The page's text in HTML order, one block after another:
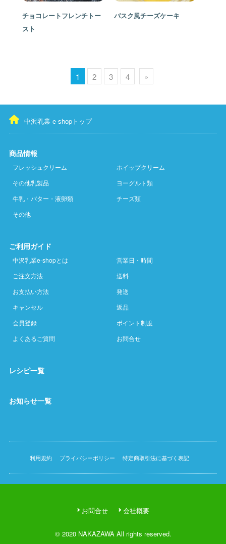
チョコレートフレンチトー
スト
バスク風チーズケーキ
1 2 3 4 »
中沢乳業 e-shopトップ
商品情報
フレッシュクリーム
ホイップクリーム
その他乳製品
ヨーグルト類
牛乳・バター・液卵類
チーズ類
その他
ご利用ガイド
中沢乳業e-shopとは
営業日・時間
ご注文方法
送料
お支払い方法
発送
キャンセル
返品
会員登録
ポイント制度
よくあるご質問
お問合せ
レシピ一覧
お知らせ一覧
利用規約 プライバシーポリシー 特定商取引法に基づく表記
お問合せ 会社概要
© 2020 NAKAZAWA All rights reserved.